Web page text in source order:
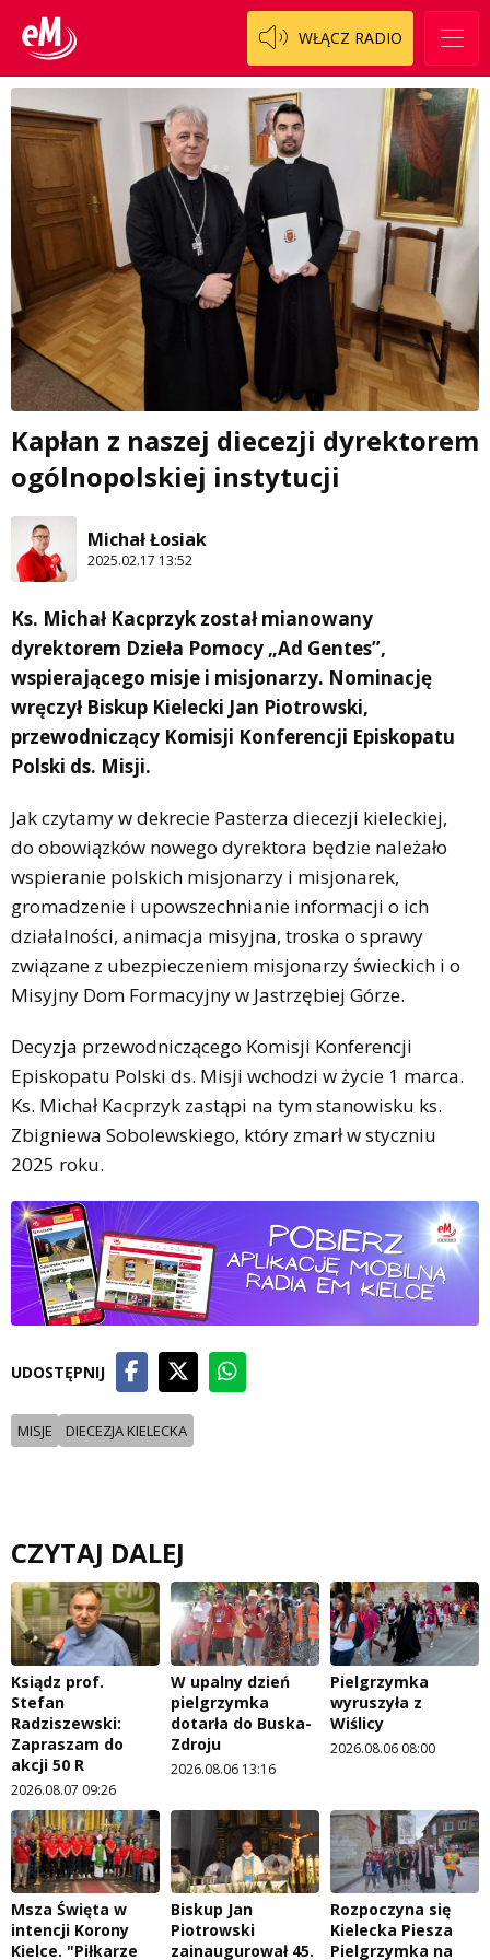
WŁĄCZ RADIO
Kapłan z naszej diecezji dyrektorem
ogólnopolskiej instytucji
Michał Łosiak
2025.02.17 13:52
Ks. Michał Kacprzyk został mianowany
dyrektorem Dzieła Pomocy „Ad Gentes”,
wspierającego misje i misjonarzy. Nominację
wręczył Biskup Kielecki Jan Piotrowski,
przewodniczący Komisji Konferencji Episkopatu
Polski ds. Misji.
Jak czytamy w dekrecie Pasterza diecezji kieleckiej,
do obowiązków nowego dyrektora będzie należało
wspieranie polskich misjonarzy i misjonarek,
gromadzenie i upowszechnianie informacji o ich
działalności, animacja misyjna, troska o sprawy
związane z ubezpieczeniem misjonarzy świeckich i o
Misyjny Dom Formacyjny w Jastrzębiej Górze.
Decyzja przewodniczącego Komisji Konferencji
Episkopatu Polski ds. Misji wchodzi w życie 1 marca.
Ks. Michał Kacprzyk zastąpi na tym stanowisku ks.
Zbigniewa Sobolewskiego, który zmarł w styczniu
2025 roku.
UDOSTĘPNIJ
MISJE DIECEZJA KIELECKA
CZYTAJ DALEJ
Ksiądz prof.
Stefan
Radziszewski:
Zapraszam do
akcji 50 R
2026.08.07 09:26
W upalny dzień
pielgrzymka
dotarła do Buska-
Zdroju
2026.08.06 13:16
Pielgrzymka
wyruszyła z
Wiślicy
2026.08.06 08:00
Msza Święta w
intencji Korony
Kielce. "Piłkarze
Biskup Jan
Piotrowski
zainaugurował 45.
Rozpoczyna się
Kielecka Piesza
Pielgrzymka na